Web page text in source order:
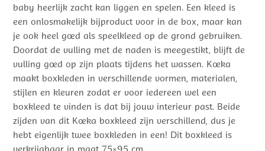
baby heerlijk zacht kan liggen en spelen. Een kleed is
een onlosmakelijk bijproduct voor in de box, maar kan
je ook heel goed als speelkleed op de grond gebruiken.
Doordat de vulling met de naden is meegestikt, blijft de
vulling goed op zijn plaats tijdens het wassen. Koeka
maakt boxkleden in verschillende vormen, materialen,
stijlen en kleuren zodat er voor iedereen wel een
boxkleed te vinden is dat bij jouw interieur past. Beide
zijden van dit Koeka boxkleed zijn verschillend, dus je
hebt eigenlijk twee boxkleden in een! Dit boxkleed is